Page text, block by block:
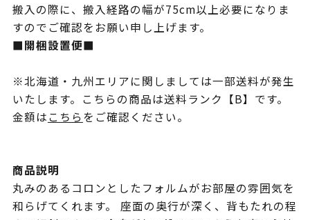
搬入の際に、搬入経路の幅が75cm以上必要になりま
すのでご確認をお願い申し上げます。
■開梱設置便■
※北海道・九州エリアに関しましては一部送料が発生
いたします。こちらの商品は送料ランク【B】です。
金額はこちらをご確認ください。
商品説明
丸みのあるコロンとしたフォルムがお部屋の雰囲気を
和らげてくれます。 座面の奥行が深く、背もたれの程